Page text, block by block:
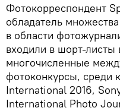
Фотокорреспондент
обладатель
в области
входили в шорт-листы
многочисленные
фотоконкурсы, среди
International 2016,
International Photo